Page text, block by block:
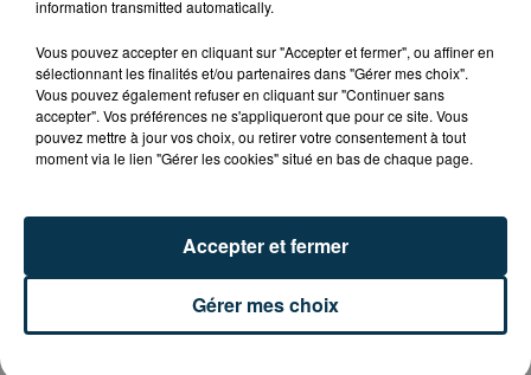
L’ASSE RÉDUIT FACE À SOCHAUX, UNE
information transmitted automatically.
Vous pouvez accepter en cliquant sur "Accepter et fermer", ou affiner en
sélectionnant les finalités et/ou partenaires dans "Gérer mes choix".
Vous pouvez également refuser en cliquant sur "Continuer sans
accepter". Vos préférences ne s'appliqueront que pour ce site. Vous
pouvez mettre à jour vos choix, ou retirer votre consentement à tout
moment via le lien "Gérer les cookies" situé en bas de chaque page.
Gérer mes choix
Accepter et fermer